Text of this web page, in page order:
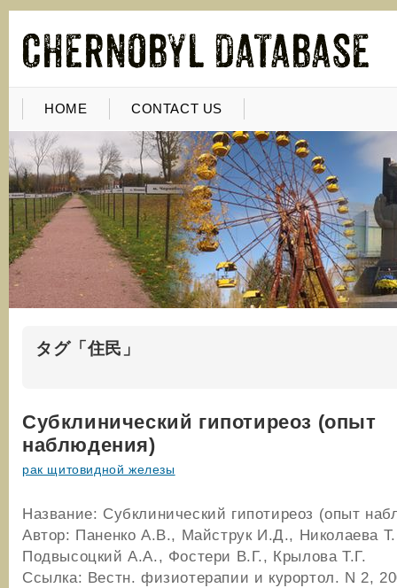
HOME CONTACT US
タグ「住民」
Cубклинический гипотиреоз (опыт
наблюдения)
рак щитовидной железы
Название: Cубклинический гипотиреоз (опыт
Автор: Паненко А.В., Майструк И.Д., Николаева
Подвысоцкий А.А., Фостери В.Г., Крылова Т.Г.
Ссылка: Вестн. физиотерапии и курортол. N 2,